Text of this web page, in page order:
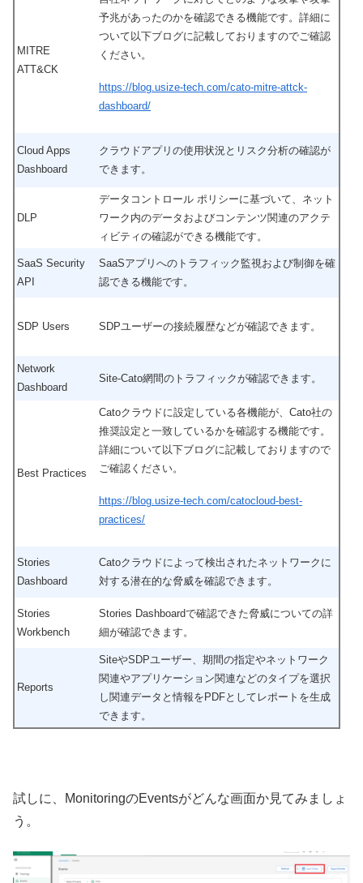
MITRE
ATT&CK
予兆があったのかを確認できる機能です。詳細に
ついて以下ブログに記載しておりますのでご確認
ください。
https://blog.usize-tech.com/cato-mitre-attck-
dashboard/
Cloud Apps
Dashboard
クラウドアプリの使用状況とリスク分析の確認が
できます。
DLP
データコントロール ポリシーに基づいて、ネット
ワーク内のデータおよびコンテンツ関連のアクテ
ィビティの確認ができる機能です。
SaaS Security
API
SaaSアプリへのトラフィック監視および制御を確
認できる機能です。
SDP Users SDPユーザーの接続履歴などが確認できます。
Network
Dashboard
Site-Cato網間のトラフィックが確認できます。
Best Practices
Catoクラウドに設定している各機能が、Cato社の
推奨設定と一致しているかを確認する機能です。
詳細について以下ブログに記載しておりますので
ご確認ください。
https://blog.usize-tech.com/catocloud-best-
practices/
Stories
Dashboard
Catoクラウドによって検出されたネットワークに
対する潜在的な脅威を確認できます。
Stories
Workbench
Stories Dashboardで確認できた脅威についての詳
細が確認できます。
Reports
SiteやSDPユーザー、期間の指定やネットワーク
関連やアプリケーション関連などのタイプを選択
し関連データと情報をPDFとしてレポートを生成
できます。
試しに、MonitoringのEventsがどんな画面か見てみましょ
う。